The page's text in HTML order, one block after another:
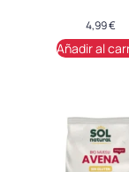
4,99€
Añadir al